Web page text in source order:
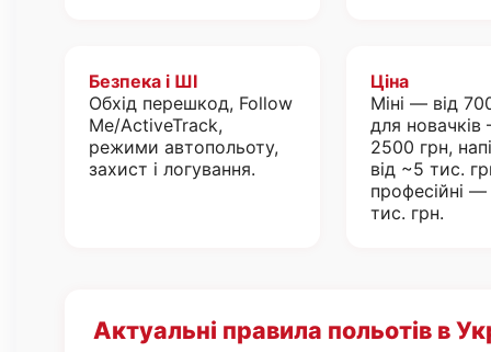
Безпека і ШІ
Обхід перешкод, Follow
Me/ActiveTrack,
режими автопольоту,
захист і логування.
Ціна
Міні — від
для
2500 грн,
від ~5 тис.
професійні —
тис. грн.
Актуальні правила польотів в